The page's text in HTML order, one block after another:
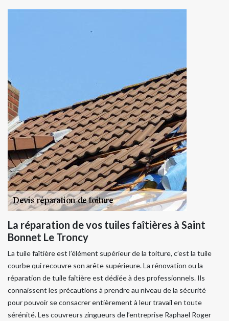
La réparation de vos tuiles faîtières à Saint
Bonnet Le Troncy
La tuile faîtière est l’élément supérieur de la toiture, c’est la tuile
courbe qui recouvre son arête supérieure. La rénovation ou la
réparation de tuile faîtière est dédiée à des professionnels. Ils
connaissent les précautions à prendre au niveau de la sécurité
pour pouvoir se consacrer entièrement à leur travail en toute
sérénité. Les couvreurs zingueurs de l’entreprise Raphael Roger